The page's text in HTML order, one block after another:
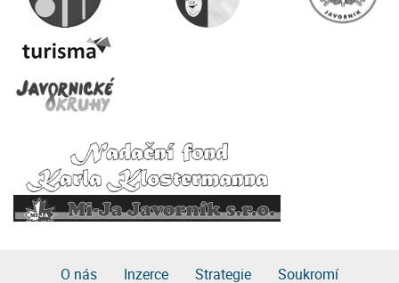
O nás Inzerce Strategie Soukromí